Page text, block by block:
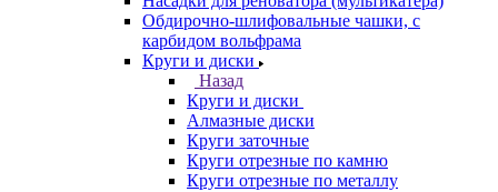
Обдирочно-шлифовальные чашки, с
карбидом вольфрама
Круги и диски
Назад
Круги и диски
Алмазные диски
Круги заточные
Круги отрезные по камню
Круги отрезные по металлу